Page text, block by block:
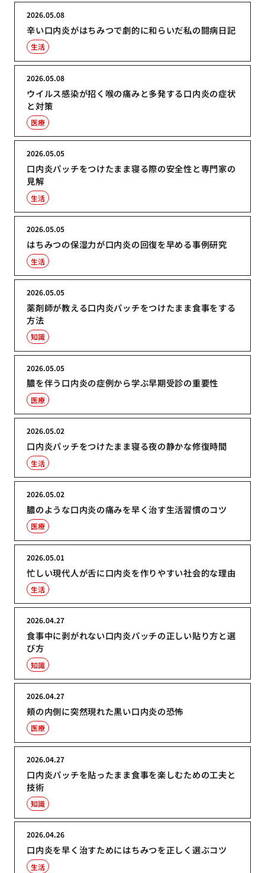
辛い口内炎がはちみつで劇的に和らいだ私の闘病日記
2026.05.08
生活
ウイルス感染が招く喉の痛みと多発する口内炎の症状
と対策
2026.05.08
医療
口内炎パッチをつけたまま寝る際の安全性と専門家の
見解
2026.05.05
生活
はちみつの保湿力が口内炎の回復を早める事例研究
2026.05.05
生活
薬剤師が教える口内炎パッチをつけたまま食事をする
方法
2026.05.05
知識
膿を伴う口内炎の症例から学ぶ早期受診の重要性
2026.05.05
医療
口内炎パッチをつけたまま寝る夜の静かな修復時間
2026.05.02
生活
膿のような口内炎の痛みを早く治す生活習慣のコツ
2026.05.02
医療
忙しい現代人が舌に口内炎を作りやすい社会的な理由
2026.05.01
生活
食事中に剥がれない口内炎パッチの正しい貼り方と選
び方
2026.04.27
知識
頬の内側に突然現れた黒い口内炎の恐怖
2026.04.27
医療
口内炎パッチを貼ったまま食事を楽しむための工夫と
技術
2026.04.27
知識
口内炎を早く治すためにはちみつを正しく選ぶコツ
2026.04.26
生活